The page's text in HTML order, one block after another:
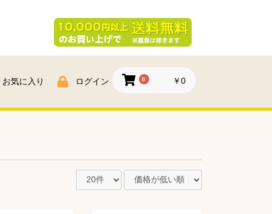
お気に入り ログイン 0 ￥0